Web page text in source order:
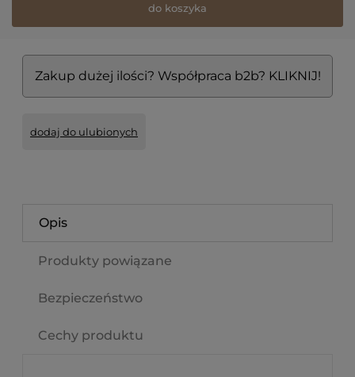
do koszyka
Zakup dużej ilości? Współpraca b2b? KLIKNIJ!
dodaj do ulubionych
Opis
Produkty powiązane
Bezpieczeństwo
Cechy produktu